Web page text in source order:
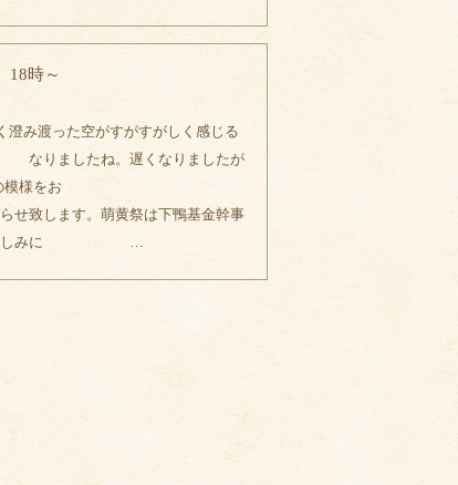
時～
澄み渡った空がすがすがしく感じる
遅くなりましたが
様をお
祭は下鴨基金幹事
て、楽しみに …